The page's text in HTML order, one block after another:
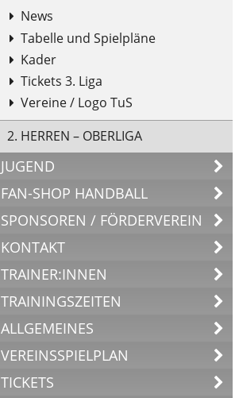
News
Tabelle und Spielpläne
Kader
Tickets 3. Liga
Vereine / Logo TuS
2. HERREN – OBERLIGA
JUGEND
FAN-SHOP HANDBALL
SPONSOREN / FÖRDERVEREIN
KONTAKT
TRAINER:INNEN
TRAININGSZEITEN
ALLGEMEINES
VEREINSSPIELPLAN
TICKETS